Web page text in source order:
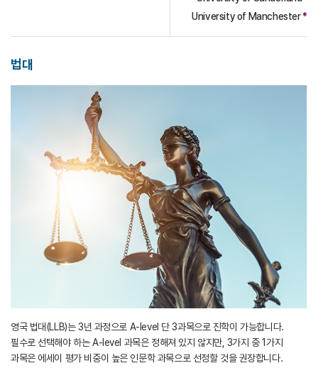
University of Manchester*
법대
영국 법대(LLB)는 3년 과정으로 A-level 단 3과목으로 진학이 가능합니다.
필수로 선택해야 하는 A-level 과목은 정해져 있지 않지만, 3가지 중 1가지
과목은 에세이 평가 비중이 높은 인문학 과목으로 선정할 것을 권장합니다.